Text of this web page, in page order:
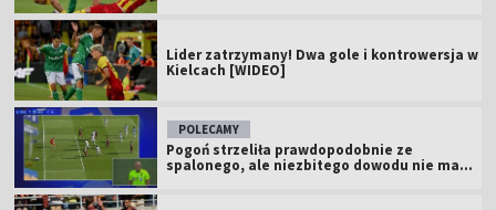
Lider zatrzymany! Dwa gole i kontrowersja w
Kielcach [WIDEO]
POLECAMY
Pogoń strzeliła prawdopodobnie ze
spalonego, ale niezbitego dowodu nie ma...